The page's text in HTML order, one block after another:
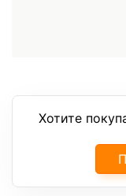
Хотите